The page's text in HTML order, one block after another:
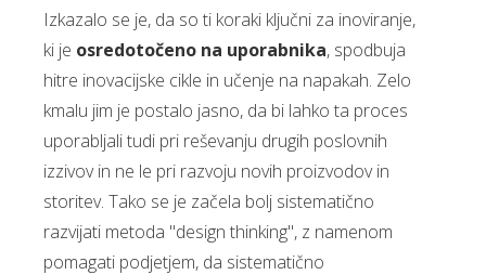
Izkazalo se je, da so ti koraki ključni za inoviranje,
ki je osredotočeno na uporabnika, spodbuja
hitre inovacijske cikle in učenje na napakah. Zelo
kmalu jim je postalo jasno, da bi lahko ta proces
uporabljali tudi pri reševanju drugih poslovnih
izzivov in ne le pri razvoju novih proizvodov in
storitev. Tako se je začela bolj sistematično
razvijati metoda "design thinking", z namenom
pomagati podjetjem, da sistematično